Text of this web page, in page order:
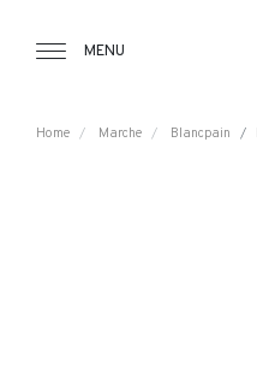
MENU
Home Marche Blancpain